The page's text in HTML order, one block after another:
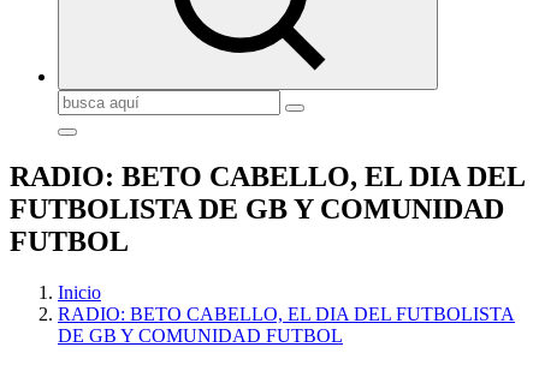
Buscar:
RADIO: BETO CABELLO, EL DIA DEL
FUTBOLISTA DE GB Y COMUNIDAD
FUTBOL
Inicio
RADIO: BETO CABELLO, EL DIA DEL FUTBOLISTA
DE GB Y COMUNIDAD FUTBOL